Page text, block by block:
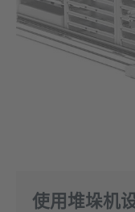
使用堆垛机